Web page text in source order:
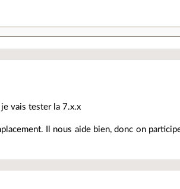
vais tester la 7.x.x
Il nous aide bien, donc on